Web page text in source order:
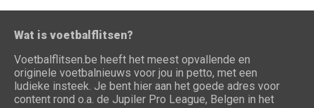
Wat is voetbalflitsen?
Voetbalflitsen.be heeft het meest opvallende en
originele voetbalnieuws voor jou in petto, met een
ludieke insteek. Je bent hier aan het goede adres voor
content rond o.a. de Jupiler Pro League, Belgen in het